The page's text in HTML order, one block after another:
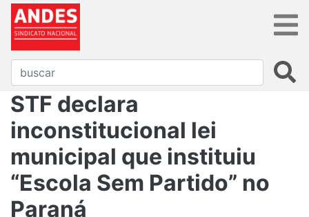
STF declara
inconstitucional lei
municipal que instituiu
“Escola Sem Partido” no
Paraná